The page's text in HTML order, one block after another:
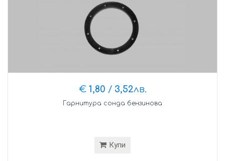
€ 1,80 / 3,52лв.
Гарнитура сонда бензинова
Купи